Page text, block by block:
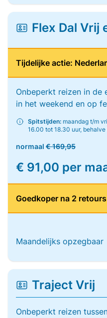
Flex Dal Vrij
Tijdelijke actie:
Onbeperkt reizen in de
in het weekend en op
Spitstijden: maandag t/m
16.00 tot 18.30 uur,
normaal € 169,95
€ 91,00 per
Goedkoper na 2
Maandelijks opzegbaar
Traject Vrij
Onbeperkt reizen